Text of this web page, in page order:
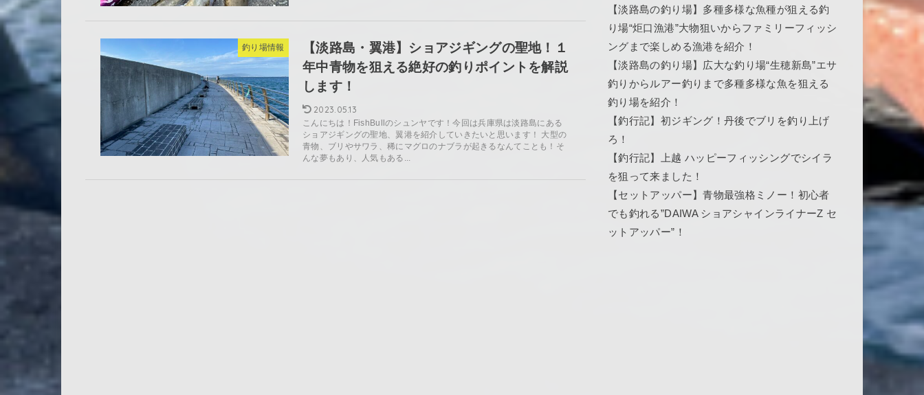
釣り場情報
【淡路島・翼港】ショアジギングの聖地！１
年中青物を狙える絶好の釣りポイントを解説
します！
2023.05.13
こんにちは！FishBullのシュンヤです！今回は兵庫県は淡路島にある
ショアジギングの聖地、翼港を紹介していきたいと思います！ 大型の
青物、ブリやサワラ、稀にマグロのナブラが起きるなんてことも！そ
んな夢もあり、人気もある...
【淡路島の釣り場】多種多様な魚種が狙える釣
り場“炬口漁港”大物狙いからファミリーフィッシ
ングまで楽しめる漁港を紹介！
【淡路島の釣り場】広大な釣り場“生穂新島”エサ
釣りからルアー釣りまで多種多様な魚を狙える
釣り場を紹介！
【釣行記】初ジギング！丹後でブリを釣り上げ
ろ！
【釣行記】上越 ハッピーフィッシングでシイラ
を狙って来ました！
【セットアッパー】青物最強格ミノー！初心者
でも釣れる”DAIWA ショアシャインライナーZ セ
ットアッパー”！